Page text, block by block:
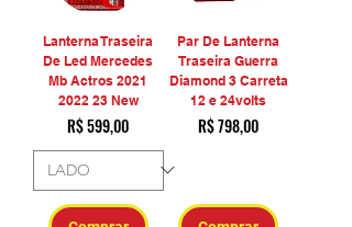
Lanterna Traseira
De Led Mercedes
Mb Actros 2021
2022 23 New
Preço
R$ 599,00
Par De Lanterna
Traseira Guerra
Diamond 3 Carreta
12 e 24volts
Preço
R$ 798,00